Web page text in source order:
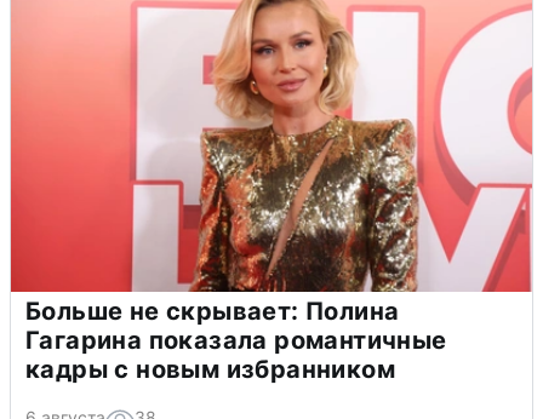
Больше не скрывает: Полина
Гагарина показала романтичные
кадры с новым избранником